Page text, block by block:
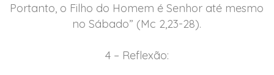
Portanto, o Filho do Homem é Senhor até mesmo
no Sábado” (Mc 2,23-28).
4 – Reflexão: